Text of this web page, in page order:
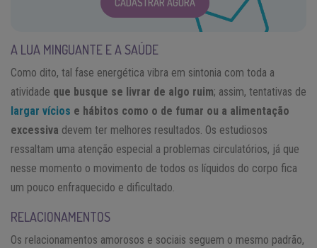
A LUA MINGUANTE E A SAÚDE
Como dito, tal fase energética vibra em sintonia com toda a
atividade que busque se livrar de algo ruim; assim, tentativas de
largar vícios e hábitos como o de fumar ou a alimentação
excessiva devem ter melhores resultados. Os estudiosos
ressaltam uma atenção especial a problemas circulatórios, já que
nesse momento o movimento de todos os líquidos do corpo fica
um pouco enfraquecido e dificultado.
RELACIONAMENTOS
Os relacionamentos amorosos e sociais seguem o mesmo padrão,